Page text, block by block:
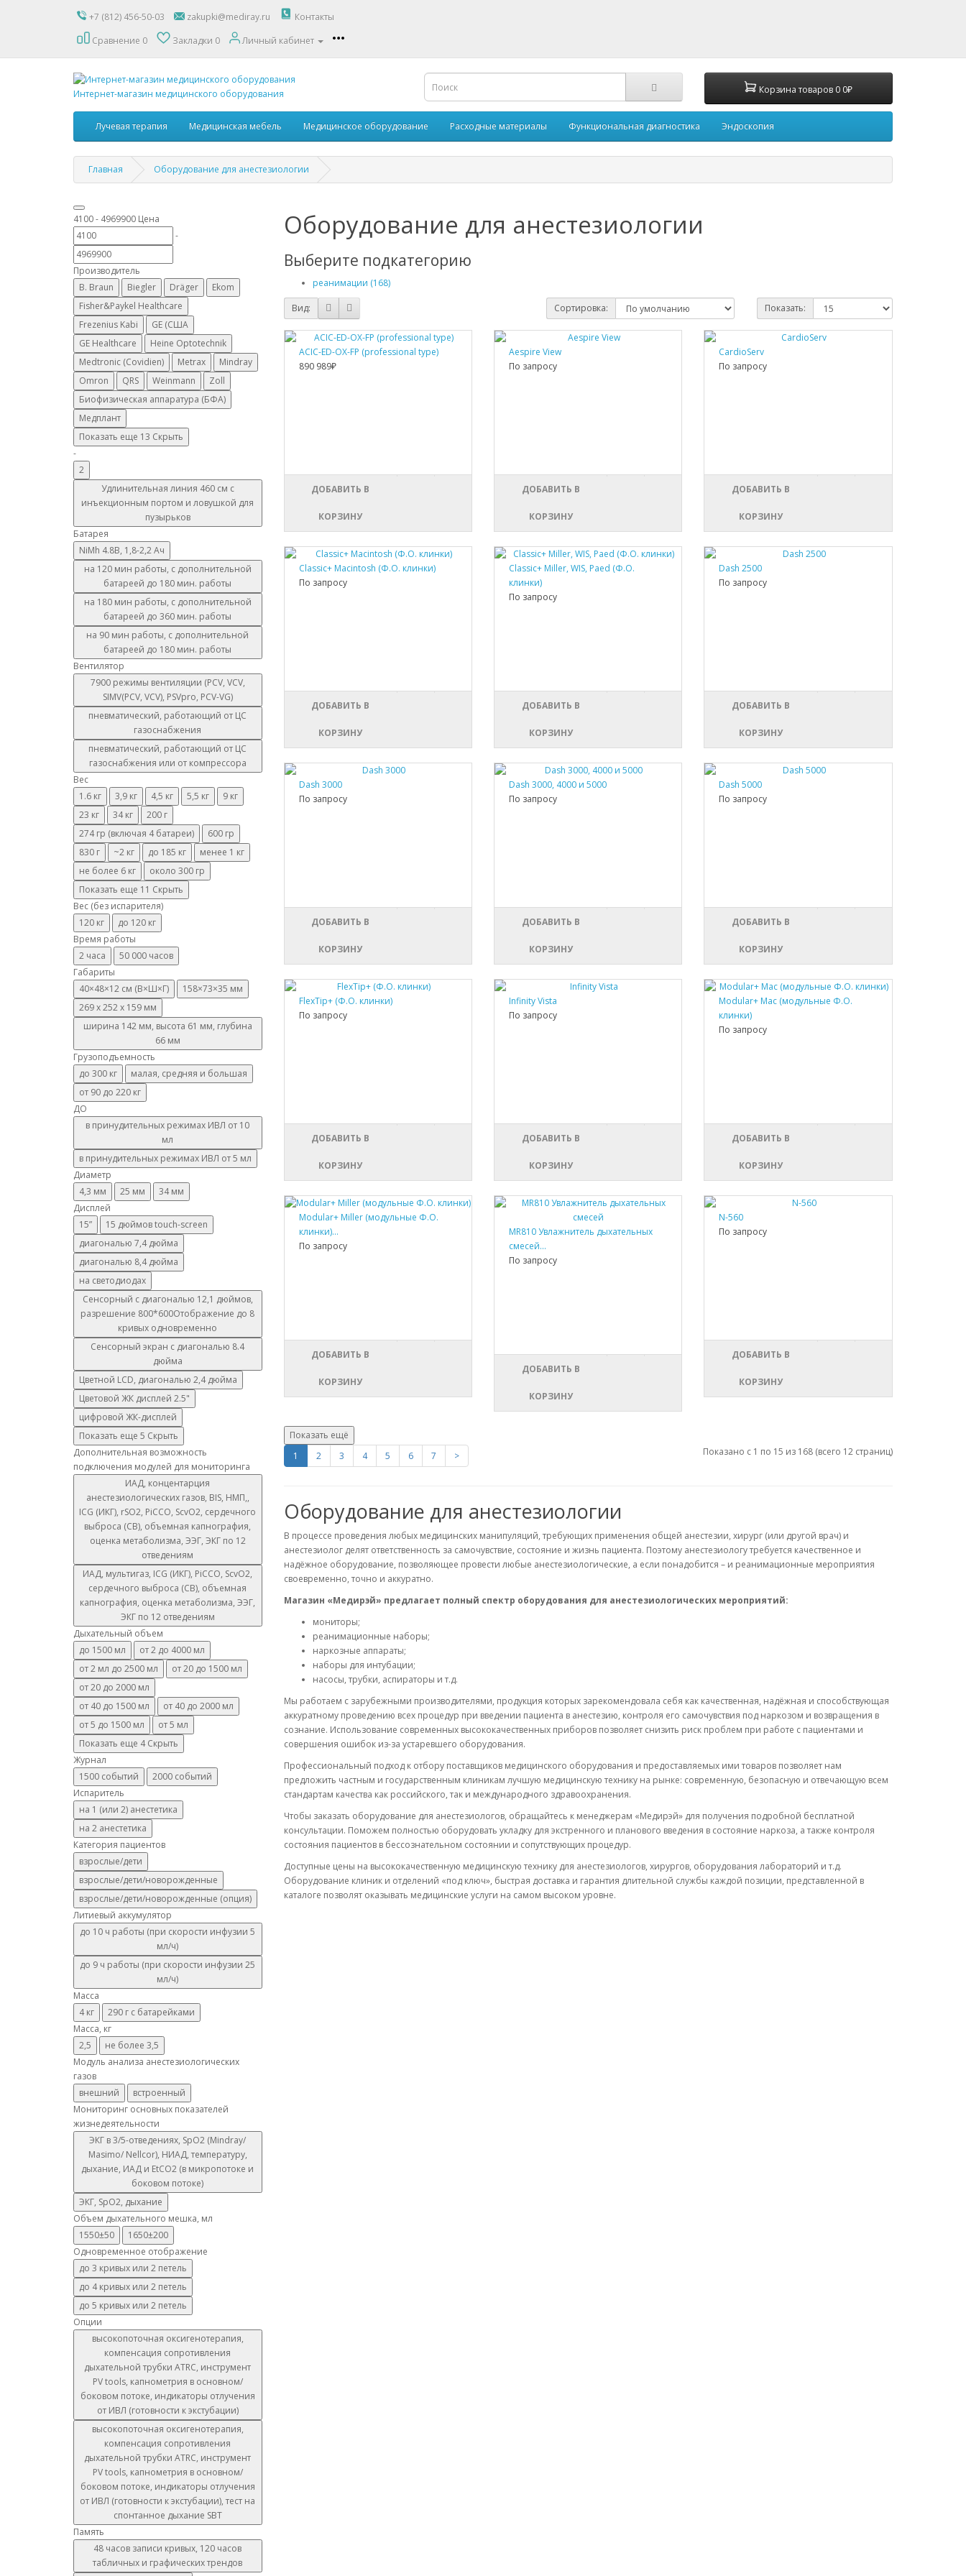
+7 (812) 456-50-03 zakupki@mediray.ru
Контакты
Сравнение 0 Закладки 0 Личный кабинет
Интернет-магазин медицинского оборудования Корзинатоваров 0 0₽
Лучевая терапия Медицинская мебель Медицинское оборудование Расходные материалы Функциональная диагностика Эндоскопия
Главная Оборудование для анестезиологии
4100- 4969900 Цена
-
Производитель
B. Braun
Biegler Dräger
Ekom
Fisher&Paykel Healthcare
Frezenius Kabi
GE (США
GE Healthcare
Heine Optotechnik
Medtronic (Covidien)
Metrax
Mindray
Omron
QRS Weinmann
Zoll
Биофизическая аппаратура (БФА)
Медплант
Показать еще 13 Скрыть
-
2
Удлинительная линия 460 см с
инъекционным портом и ловушкой для
пузырьков
Батарея
NiMh 4.8В, 1,8-2,2 Ач
на 120 мин работы, с дополнительной
батареей до 180 мин. работы
на 180 мин работы, с дополнительной
батареей до 360 мин. работы
на 90 мин работы, с дополнительной
батареей до 180 мин. работы
Вентилятор
7900 режимы вентиляции (PCV, VCV,
SIMV(PCV, VCV), PSVpro, PCV-VG)
пневматический, работающий от ЦС
газоснабжения
пневматический, работающий от ЦС
газоснабжения или от компрессора
Вес
1.6 кг
3,9 кг 4,5 кг 5,5 кг
9 кг
23 кг
34 кг
200 г
274 гр (включая 4 батареи)
600 гр
830 г
~2 кг до 185 кг
менее 1 кг
не более 6 кг
около 300 гр
Показать еще 11 Скрыть
Вес (без испарителя)
120 кг
до 120 кг
Время работы
2 часа
50 000 часов
Габариты
40×48×12 см (В×Ш×Г)
158×73×35 мм
269 x 252 x 159 мм
ширина 142 мм, высота 61 мм, глубина
66 мм
Грузоподъемность
до 300 кг
малая, средняя и большая
от 90 до 220 кг
ДО
в принудительных режимах ИВЛ от 10
мл
в принудительных режимах ИВЛ от 5 мл
Диаметр
4,3 мм
25 мм
34 мм
Дисплей
15”
15 дюймов touch-screen
диагональю 7,4 дюйма
диагональю 8,4 дюйма
на светодиодах
Сенсорный с диагональю 12,1 дюймов,
разрешение 800*600Отображение до 8
кривых одновременно
Сенсорный экран с диагональю 8.4
дюйма
Цветной LCD, диагональю 2,4 дюйма
Цветовой ЖК дисплей 2.5"
цифровой ЖК-дисплей
Показать еще 5 Скрыть
Дополнительная возможность
подключения модулей для мониторинга
ИАД, концентарция
анестезиологических газов, BIS, НМП,,
ICG (ИКГ), rSO2, PiCCO, ScvO2, сердечного
выброса (СВ), объемная капнография,
оценка метаболизма, ЭЭГ, ЭКГ по 12
отведениям
ИАД, мультигаз, ICG (ИКГ), PiCCO, ScvO2,
сердечного выброса (СВ), объемная
капнография, оценка метаболизма, ЭЭГ,
ЭКГ по 12 отведениям
Дыхательный объем
до 1500 мл
от 2 до 4000 мл
от 2 мл до 2500 мл
от 20 до 1500 мл
от 20 до 2000 мл
от 40 до 1500 мл
от 40 до 2000 мл
от 5 до 1500 мл
от 5 мл
Показать еще 4Скрыть
Журнал
1500 событий
2000 событий
Испаритель
на 1 (или 2) анестетика
на 2 анестетика
Категория пациентов
взрослые/дети
взрослые/дети/новорожденные
взрослые/дети/новорожденные (опция)
Литиевый аккумулятор
до 10 ч работы (при скорости инфузии 5
мл/ч)
до 9 ч работы (при скорости инфузии 25
мл/ч)
Масса
4 кг
290 г с батарейками
Масса, кг
2,5
не более 3,5
Модуль анализа анестезиологических
газов
внешний
встроенный
Мониторинг основных показателей
жизнедеятельности
ЭКГ в 3/5-отведениях, SpO2 (Mindray/
Masimo/ Nellcor), НИАД, температуру,
дыхание, ИАД и EtCO2 (в микропотоке и
боковом потоке)
ЭКГ, SpO2, дыхание
Объем дыхательного мешка, мл
1550±50
1650±200
Одновременное отображение
до 3 кривых или 2 петель
до 4 кривых или 2 петель
до 5 кривых или 2 петель
Опции
высокопоточная оксигенотерапия,
компенсация сопротивления
дыхательной трубки ATRC, инструмент
PV tools, капнометрия в основном/
боковом потоке, индикаторы отлучения
от ИВЛ (готовности к экстубации)
высокопоточная оксигенотерапия,
компенсация сопротивления
дыхательной трубки ATRC, инструмент
PV tools, капнометрия в основном/
боковом потоке, индикаторы отлучения
от ИВЛ (готовности к экстубации), тест на
спонтанное дыхание SBT
Память
48 часов записи кривых, 120 часов
табличных и графических трендов
Оборудование для анестезиологии
Выберите подкатегорию
реанимации (168)
Вид: Сортировка: Показать:
ACIC-ED-OX-FP (professional type)
890 989₽
ДОБАВИТЬ В
КОРЗИНУ
Aespire View
По запросу
ДОБАВИТЬ В
КОРЗИНУ
CardioServ
По запросу
ДОБАВИТЬ В
КОРЗИНУ
Classic+ Macintosh (Ф.О. клинки)
По запросу
ДОБАВИТЬ В
КОРЗИНУ
Classic+ Miller, WIS, Paed (Ф.О.
клинки)
По запросу
ДОБАВИТЬ В
КОРЗИНУ
Dash 2500
По запросу
ДОБАВИТЬ В
КОРЗИНУ
Dash 3000
По запросу
ДОБАВИТЬ В
КОРЗИНУ
Dash 3000, 4000 и 5000
По запросу
ДОБАВИТЬ В
КОРЗИНУ
Dash 5000
По запросу
ДОБАВИТЬ В
КОРЗИНУ
FlexTip+ (Ф.О. клинки)
По запросу
ДОБАВИТЬ В
КОРЗИНУ
Infinity Vista
По запросу
ДОБАВИТЬ В
КОРЗИНУ
Modular+ Mac (модульные Ф.О.
клинки)
По запросу
ДОБАВИТЬ В
КОРЗИНУ
Modular+ Miller (модульные Ф.О.
клинки)...
По запросу
ДОБАВИТЬ В
КОРЗИНУ
MR810 Увлажнитель дыхательных
смесей...
По запросу
ДОБАВИТЬ В
КОРЗИНУ
N-560
По запросу
ДОБАВИТЬ В
КОРЗИНУ
Показать ещё
1
2 3 4 5 6 7 > Показано с 1 по 15 из 168 (всего 12 страниц)
Оборудование для анестезиологии
В процессе проведения любых медицинских манипуляций, требующих применения общей анестезии, хирург (или другой врач) и
анестезиолог делят ответственность за самочувствие, состояние и жизнь пациента. Поэтому анестезиологу требуется качественное и
надёжное оборудование, позволяющее провести любые анестезиологические, а если понадобится – и реанимационные мероприятия
своевременно, точно и аккуратно.
Магазин «Медирэй» предлагает полный спектр оборудования для анестезиологических мероприятий:
мониторы;
реанимационные наборы;
наркозные аппараты;
наборы для интубации;
насосы, трубки, аспираторы и т.д.
Мы работаем с зарубежными производителями, продукция которых зарекомендовала себя как качественная, надёжная и способствующая
аккуратному проведению всех процедур при введении пациента в анестезию, контроля его самочувствия под наркозом и возвращения в
сознание. Использование современных высококачественных приборов позволяет снизить риск проблем при работе с пациентами и
совершения ошибок из-за устаревшего оборудования.
Профессиональный подход к отбору поставщиков медицинского оборудования и предоставляемых ими товаров позволяет нам
предложить частным и государственным клиникам лучшую медицинскую технику на рынке: современную, безопасную и отвечающую всем
стандартам качества как российского, так и международного здравоохранения.
Чтобы заказать оборудование для анестезиологов, обращайтесь к менеджерам «Медирэй» для получения подробной бесплатной
консультации. Поможем полностью оборудовать укладку для экстренного и планового введения в состояние наркоза, а также контроля
состояния пациентов в бессознательном состоянии и сопутствующих процедур.
Доступные цены на высококачественную медицинскую технику для анестезиологов, хирургов, оборудования лабораторий и т.д.
Оборудование клиник и отделений «под ключ», быстрая доставка и гарантия длительной службы каждой позиции, представленной в
каталоге позволят оказывать медицинские услуги на самом высоком уровне.